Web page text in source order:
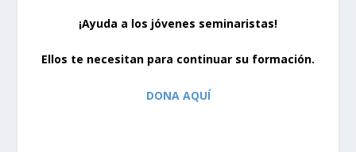
¡Ayuda a los jóvenes seminaristas!
Ellos te necesitan para continuar su formación.
DONA AQUÍ